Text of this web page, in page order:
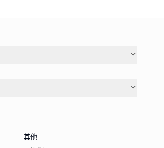
其他